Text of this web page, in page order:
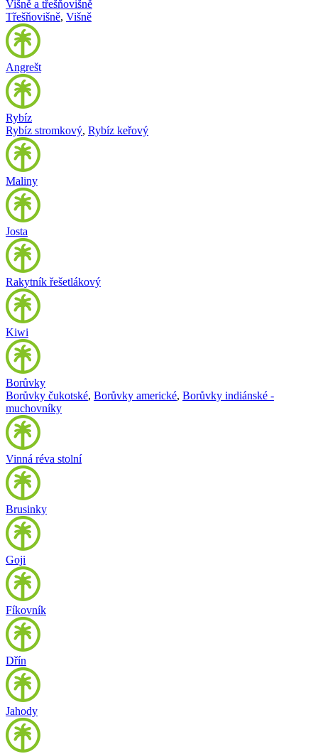
Višně a třešňovišně
Třešňovišně, Višně
Angrešt
Rybíz
Rybíz stromkový, Rybíz keřový
Maliny
Josta
Rakytník řešetlákový
Kiwi
Borůvky
Borůvky čukotské, Borůvky americké, Borůvky indiánské -
muchovníky
Vinná réva stolní
Brusinky
Goji
Fíkovník
Dřín
Jahody